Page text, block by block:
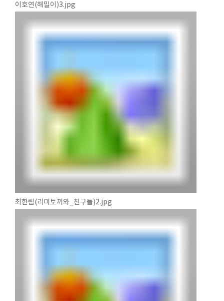
이호연(해밀이)3.jpg
최한림(리미토끼와_친구들)2.jpg